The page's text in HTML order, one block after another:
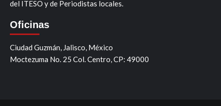
del ITESO y de Periodistas locales.
Oficinas
Ciudad Guzmán, Jalisco, México
Moctezuma No. 25 Col. Centro, CP: 49000